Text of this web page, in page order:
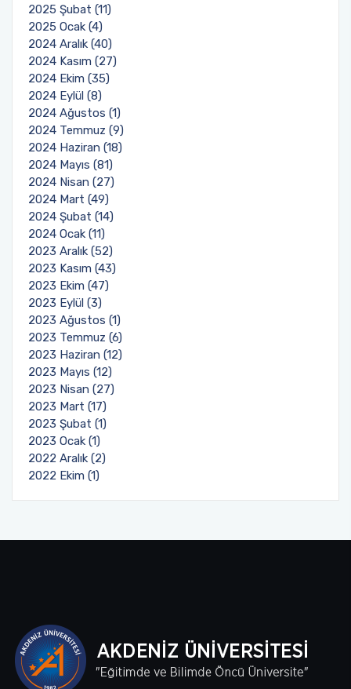
2025 Şubat (11)
2025 Ocak (4)
2024 Aralık (40)
2024 Kasım (27)
2024 Ekim (35)
2024 Eylül (8)
2024 Ağustos (1)
2024 Temmuz (9)
2024 Haziran (18)
2024 Mayıs (81)
2024 Nisan (27)
2024 Mart (49)
2024 Şubat (14)
2024 Ocak (11)
2023 Aralık (52)
2023 Kasım (43)
2023 Ekim (47)
2023 Eylül (3)
2023 Ağustos (1)
2023 Temmuz (6)
2023 Haziran (12)
2023 Mayıs (12)
2023 Nisan (27)
2023 Mart (17)
2023 Şubat (1)
2023 Ocak (1)
2022 Aralık (2)
2022 Ekim (1)